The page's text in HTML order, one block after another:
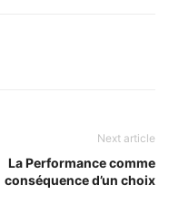
Next article
La Performance comme
conséquence d’un choix